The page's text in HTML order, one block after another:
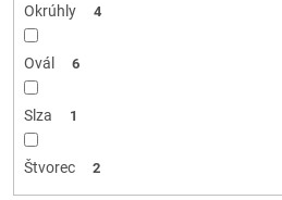
Okrúhly 4
Ovál 6
Slza 1
Štvorec 2